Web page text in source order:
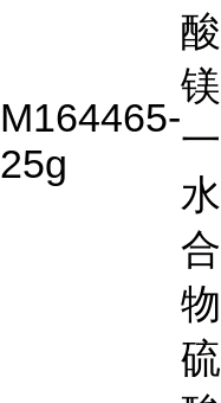
M164465-
25g
酸
镁
一
水
合
物
硫